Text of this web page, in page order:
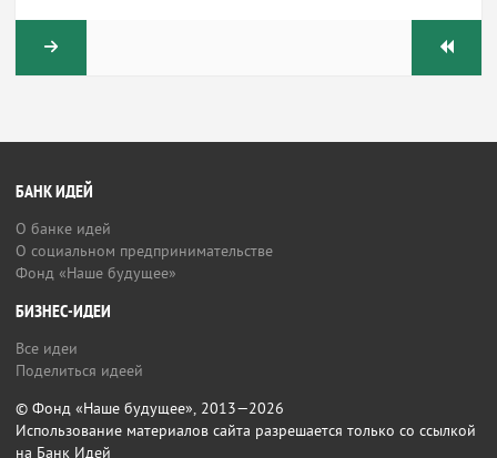
БАНК ИДЕЙ
О банке идей
О социальном предпринимательстве
Фонд «Наше будущее»
БИЗНЕС-ИДЕИ
Все идеи
Поделиться идеей
© Фонд «Наше будущее», 2013—2026
Использование материалов сайта разрешается только со ссылкой